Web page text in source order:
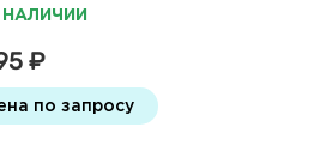
НАЛИЧИИ
₽
по запросу